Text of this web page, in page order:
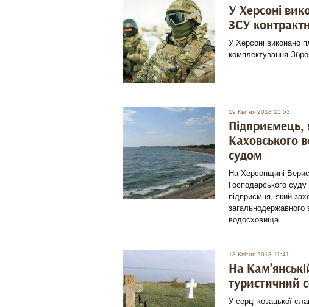
У Херсоні
ЗСУ
У Херсоні виконано
комплектування
19 Квітня 2018 15:53
Підприємець,
Каховського
судом
На Херсонщині
Господарського
підприємця, який
загальнодержавного
водосховища...
18 Квітня 2018 11:41
На
туристичний
У серці козацької